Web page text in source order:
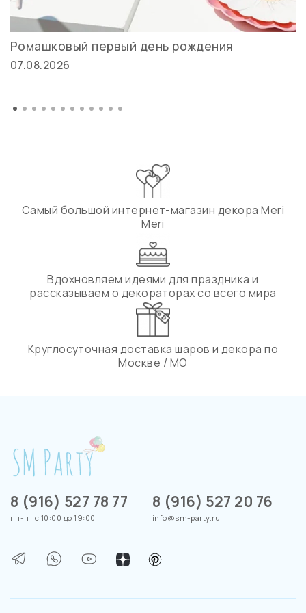
Ромашковый первый день рождения
07.08.2026
Самый большой интернет-магазин декора Meri
Meri
Вдохновляем идеями для праздника и
рассказываем о декораторах со всего мира
Круглосуточная доставка шаров и декора по
Москве / МО
8 (916) 527 78 77
пн-пт с 10:00 до 19:00
8 (916) 527 20 76
info@sm-party.ru